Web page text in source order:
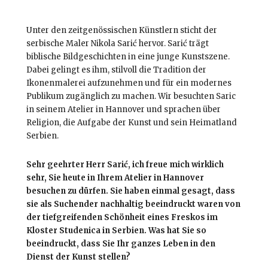
Unter den zeitgenössischen Künstlern sticht der
serbische Maler Nikola Sarić hervor. Sarić trägt
biblische Bildgeschichten in eine junge Kunstszene.
Dabei gelingt es ihm, stilvoll die Tradition der
Ikonenmalerei aufzunehmen und für ein modernes
Publikum zugänglich zu machen. Wir besuchten Saric
in seinem Atelier in Hannover und sprachen über
Religion, die Aufgabe der Kunst und sein Heimatland
Serbien.
Sehr geehrter Herr Sarić, ich freue mich wirklich
sehr, Sie heute in Ihrem Atelier in Hannover
besuchen zu dürfen. Sie haben einmal gesagt, dass
sie als Suchender nachhaltig beeindruckt waren von
der tiefgreifenden Schönheit eines Freskos im
Kloster Studenica in Serbien. Was hat Sie so
beeindruckt, dass Sie Ihr ganzes Leben in den
Dienst der Kunst stellen?